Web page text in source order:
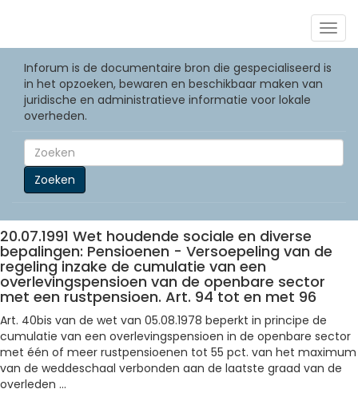
Inforum is de documentaire bron die gespecialiseerd is
in het opzoeken, bewaren en beschikbaar maken van
juridische en administratieve informatie voor lokale
overheden.
Zoeken
20.07.1991 Wet houdende sociale en diverse
bepalingen: Pensioenen - Versoepeling van de
regeling inzake de cumulatie van een
overlevingspensioen van de openbare sector
met een rustpensioen. Art. 94 tot en met 96
Art. 40bis van de wet van 05.08.1978 beperkt in principe de
cumulatie van een overlevingspensioen in de openbare sector
met één of meer rustpensioenen tot 55 pct. van het maximum
van de weddeschaal verbonden aan de laatste graad van de
overleden ...